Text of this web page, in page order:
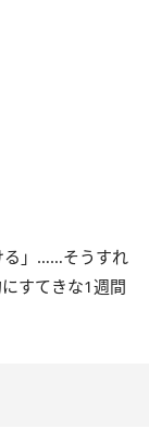
る」……そうすれ
すてきな1週間